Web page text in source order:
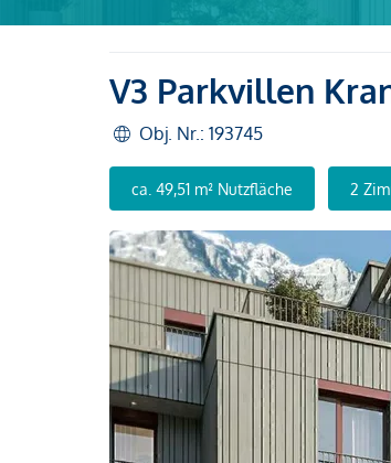
V3 Parkvillen
Obj. Nr.: 193745
ca. 49,51 m² Nutzfläche 2